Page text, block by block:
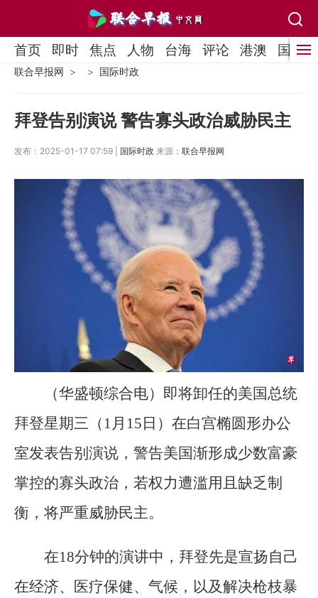
首页 即时 焦点 人物 台海 评论 港澳 国际
联合早报网 国际时政
拜登告别演说 警告寡头政治威胁民主
发布：2025-01-17 07:59 | 国际时政 来源： 联合早报网
（华盛顿综合电）即将卸任的美国总统
拜登星期三（1月15日）在白宫椭圆形办公
室发表告别演说，警告美国渐形成少数富豪
掌控的寡头政治，若权力遭滥用且缺乏制
衡，将严重威胁民主。
在18分钟的演讲中，拜登先是宣扬自己
在经济、医疗保健、气候，以及解决枪枝暴